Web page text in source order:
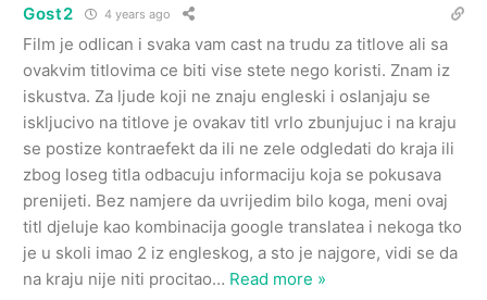
Gost2 4 years ago
Film je odlican i svaka vam cast na trudu za titlove ali sa
ovakvim titlovima ce biti vise stete nego koristi. Znam iz
iskustva. Za ljude koji ne znaju engleski i oslanjaju se
iskljucivo na titlove je ovakav titl vrlo zbunjujuc i na kraju
se postize kontraefekt da ili ne zele odgledati do kraja ili
zbog loseg titla odbacuju informaciju koja se pokusava
prenijeti. Bez namjere da uvrijedim bilo koga, meni ovaj
titl djeluje kao kombinacija google translatea i nekoga tko
je u skoli imao 2 iz engleskog, a sto je najgore, vidi se da
na kraju nije niti procitao… Read more »